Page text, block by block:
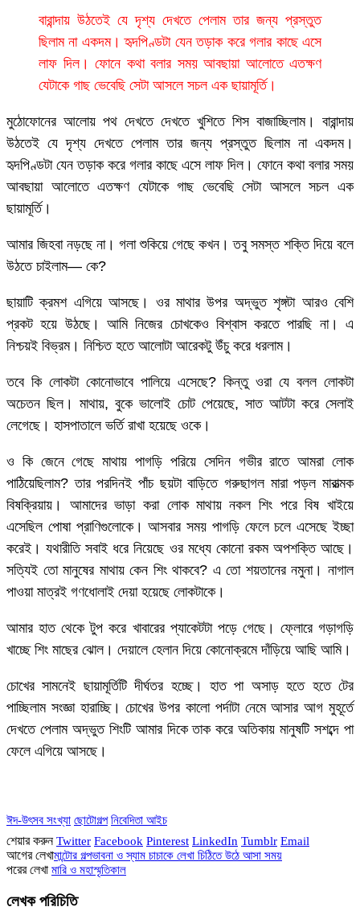
বারান্দায় উঠতেই যে দৃশ্য দেখতে পেলাম তার জন্য প্রস্তুত
ছিলাম না একদম। হৃদপিণ্ডটা যেন তড়াক করে গলার কাছে এসে
লাফ দিল। ফোনে কথা বলার সময় আবছায়া আলোতে এতক্ষণ
যেটাকে গাছ ভেবেছি সেটা আসলে সচল এক ছায়ামূর্তি।
মুঠোফোনের আলোয় পথ দেখতে দেখতে খুশিতে শিস বাজাচ্ছিলাম। বারান্দায়
উঠতেই যে দৃশ্য দেখতে পেলাম তার জন্য প্রস্তুত ছিলাম না একদম।
হৃদপিণ্ডটা যেন তড়াক করে গলার কাছে এসে লাফ দিল। ফোনে কথা বলার সময়
আবছায়া আলোতে এতক্ষণ যেটাকে গাছ ভেবেছি সেটা আসলে সচল এক
ছায়ামূর্তি।
আমার জিহবা নড়ছে না। গলা শুকিয়ে গেছে কখন। তবু সমস্ত শক্তি দিয়ে বলে
উঠতে চাইলাম— কে?
ছায়াটি ক্রমশ এগিয়ে আসছে। ওর মাথার উপর অদ্ভুত শৃঙ্গটা আরও বেশি
প্রকট হয়ে উঠছে। আমি নিজের চোখকেও বিশ্বাস করতে পারছি না। এ
নিশ্চয়ই বিভ্রম। নিশ্চিত হতে আলোটা আরেকটু উঁচু করে ধরলাম।
তবে কি লোকটা কোনোভাবে পালিয়ে এসেছে? কিন্তু ওরা যে বলল লোকটা
অচেতন ছিল। মাথায়, বুকে ভালোই চোট পেয়েছে, সাত আটটা করে সেলাই
লেগেছে। হাসপাতালে ভর্তি রাখা হয়েছে ওকে।
ও কি জেনে গেছে মাথায় পাগড়ি পরিয়ে সেদিন গভীর রাতে আমরা লোক
পাঠিয়েছিলাম? তার পরদিনই পাঁচ ছয়টা বাড়িতে গরুছাগল মারা পড়ল মারাত্মক
বিষক্রিয়ায়। আমাদের ভাড়া করা লোক মাথায় নকল শিং পরে বিষ খাইয়ে
এসেছিল পোষা প্রাণিগুলোকে। আসবার সময় পাগড়ি ফেলে চলে এসেছে ইচ্ছা
করেই। যথারীতি সবাই ধরে নিয়েছে ওর মধ্যে কোনো রকম অপশক্তি আছে।
সত্যিই তো মানুষের মাথায় কেন শিং থাকবে? এ তো শয়তানের নমুনা। নাগাল
পাওয়া মাত্রই গণধোলাই দেয়া হয়েছে লোকটাকে।
আমার হাত থেকে টুপ করে খাবারের প্যাকেটটা পড়ে গেছে। ফ্লোরে গড়াগড়ি
খাচ্ছে শিং মাছের ঝোল। দেয়ালে হেলান দিয়ে কোনোক্রমে দাঁড়িয়ে আছি আমি।
চোখের সামনেই ছায়ামূর্তিটি দীর্ঘতর হচ্ছে। হাত পা অসাড় হতে হতে টের
পাচ্ছিলাম সংজ্ঞা হারাচ্ছি। চোখের উপর কালো পর্দাটা নেমে আসার আগ মুহূর্তে
দেখতে পেলাম অদ্ভুত শিংটি আমার দিকে তাক করে অতিকায় মানুষটি সশব্দে পা
ফেলে এগিয়ে আসছে।
ঈদ-উৎসব সংখ্যা ছোটোগল্প নিবেদিতা আইচ
শেয়ার করুন Twitter Facebook Pinterest LinkedIn Tumblr Email
আগের লেখামান্টোর গল্পভাবনা ও স্যাম চাচাকে লেখা চিঠিতে উঠে আসা সময়
পরের লেখা মারি ও মহাস্মৃতিকাল
লেখক পরিচিতি